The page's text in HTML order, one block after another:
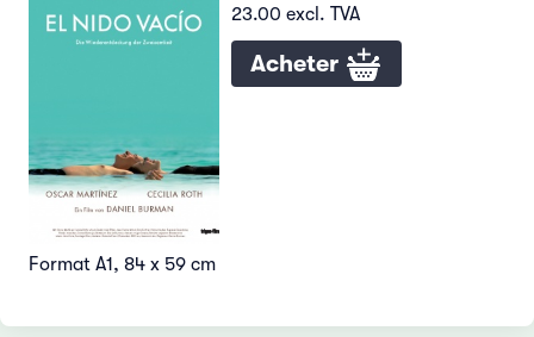
23.00 excl. TVA
Acheter
Format A1, 84 x 59 cm